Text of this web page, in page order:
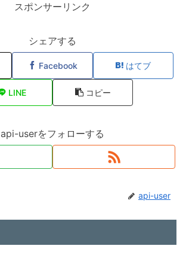
スポンサーリンク
シェアする
Facebook はてブ
LINE コピー
api-userをフォローする
api-user